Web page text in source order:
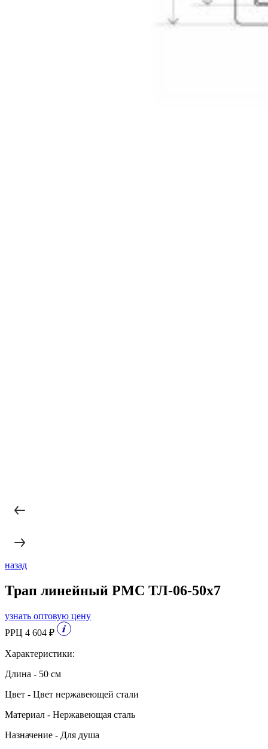
назад
Трап линейный РМС ТЛ-06-50х7
узнать оптовую цену
РРЦ 4 604 ₽
Характеристики:
Длина - 50 см
Цвет - Цвет нержавеющей стали
Материал - Нержавеющая сталь
Назначение - Для душа